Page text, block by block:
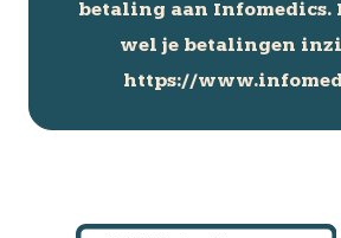
betaling aan Infomedics.
wel je betalingen
https://